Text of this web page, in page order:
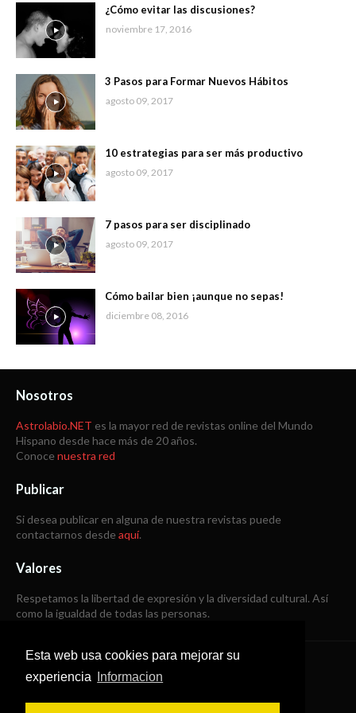
Esta web usa cookies para mejorar su
experiencia
Informacion
¿Cómo evitar las discusiones?
noviembre 17, 2016
3 Pasos para Formar Nuevos Hábitos
agosto 09, 2017
10 estrategias para ser más productivo
agosto 09, 2017
7 pasos para ser disciplinado
agosto 09, 2017
Cómo bailar bien ¡aunque no sepas!
diciembre 08, 2016
Nosotros
Astrolabio.NET es la mayor red de revistas online del Mundo
Hispano desde hace más de 20 años.
Conoce nuestra red
Publicar
Si desea publicar en alguna de nuestra revistas puede
contactarnos desde aquí.
Valores
Respetamos la libertad de expresión y la diversidad cultural. Así
como la igualdad de todas las personas.
Copyright © 1998 -